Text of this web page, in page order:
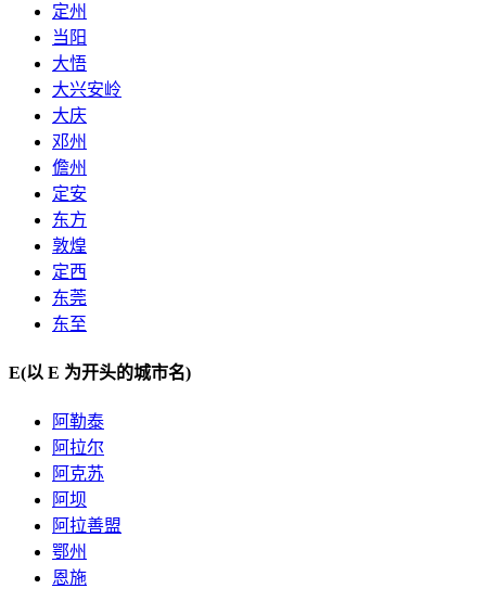
定州
当阳
大悟
大兴安岭
大庆
邓州
儋州
定安
东方
敦煌
定西
东莞
东至
E(以 E 为开头的城市名)
阿勒泰
阿拉尔
阿克苏
阿坝
阿拉善盟
鄂州
恩施